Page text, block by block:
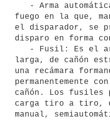
fuego en la que,
el disparador, se
disparo en forma
larga, de cañón
una recámara
permanentemente
cañón. Los fusiles
carga tiro a tiro,
manual,